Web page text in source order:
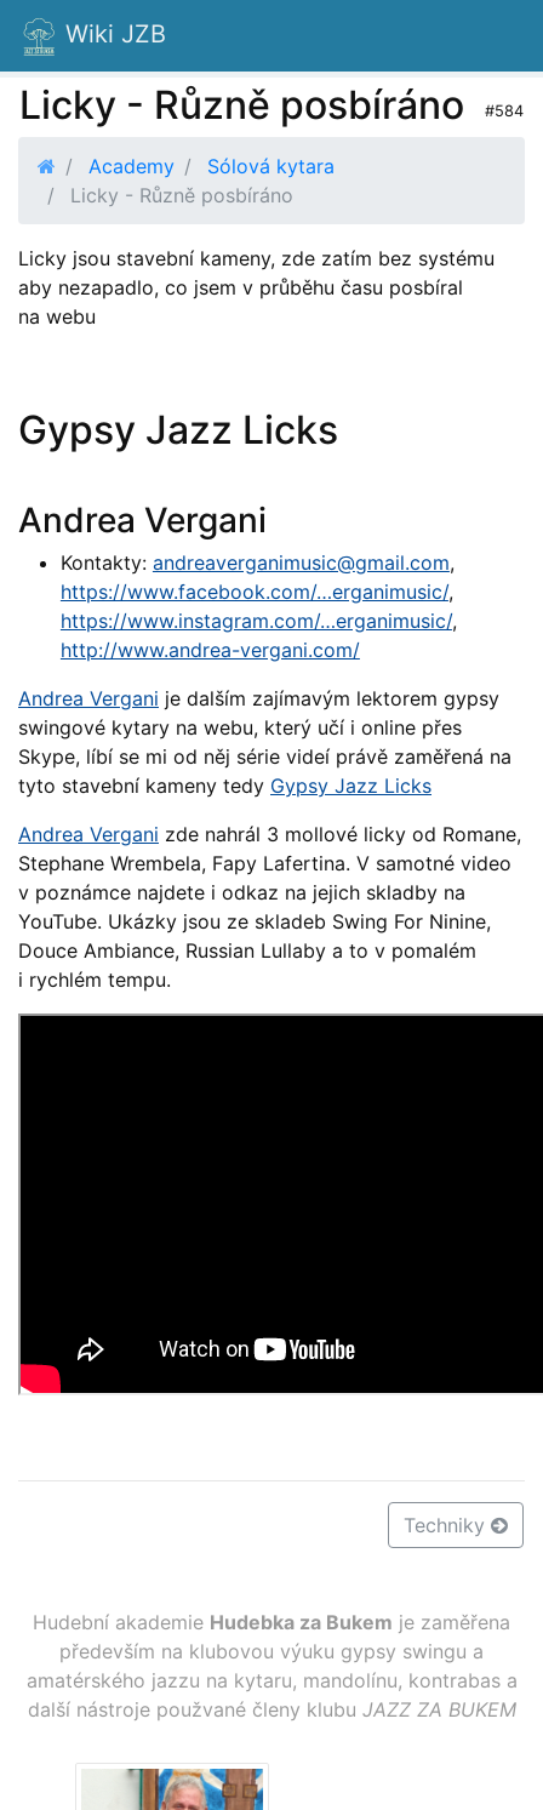
Wiki JZB
Licky - Různě posbíráno #584
Academy
Sólová kytara
Licky - Různě posbíráno
Licky jsou stavební kameny, zde zatím bez systému
aby nezapadlo, co jsem v průběhu času posbíral
na webu
Gypsy Jazz Licks
Andrea Vergani
Kontakty: andreaverganimusic@gmail.com,
https://www.facebook.com/…erganimusic/,
https://www.instagram.com/…erganimusic/,
http://www.andrea-vergani.com/
Andrea Vergani je dalším zajímavým lektorem gypsy
swingové kytary na webu, který učí i online přes
Skype, líbí se mi od něj série videí právě zaměřená na
tyto stavební kameny tedy Gypsy Jazz Licks
Andrea Vergani zde nahrál 3 mollové licky od Romane,
Stephane Wrembela, Fapy Lafertina. V samotné video
v poznámce najdete i odkaz na jejich skladby na
YouTube. Ukázky jsou ze skladeb Swing For Ninine,
Douce Ambiance, Russian Lullaby a to v pomalém
i rychlém tempu.
Techniky
Hudební akademie Hudebka za Bukem je zaměřena
především na klubovou výuku gypsy swingu a
amatérského jazzu na kytaru, mandolínu, kontrabas a
další nástroje použvané členy klubu JAZZ ZA BUKEM